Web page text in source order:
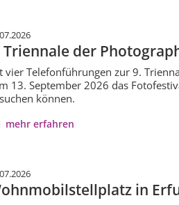
Triennale der
vier Telefonführungen zur 9.
13. September 2026 das
können.
mehr erfahren
in